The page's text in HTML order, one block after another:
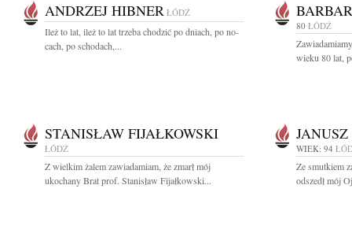
ANDRZEJ HIBNER ŁÓDŹ
Ileż to lat, ileż to lat trze­ba cho­dzić po dniach, po no­
cach, po scho­dach,...
80 ŁÓDŹ
wieku 80 lat,
STANISŁAW FIJAŁKOWSKI
ŁÓDŹ
Z wielkim żalem zawiadamiam, że zmarł mój
ukochany Brat prof. Stanisław Fijałkowski...
WIEK: 94
Ze smutkiem
odszedł mój